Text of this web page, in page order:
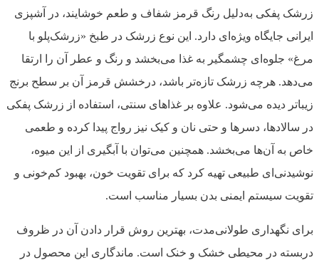
زرشک پفکی به‌دلیل رنگ قرمز شفاف و طعم خوشایند، در آشپزی
ایرانی جایگاه ویژه‌ای دارد. این نوع زرشک در طبخ «زرشک‌پلو با
مرغ» جلوه‌ای چشمگیر به غذا می‌بخشد و رنگ و عطر آن را ارتقا
می‌دهد. هرچه زرشک تازه‌تر باشد، درخشش قرمز آن بر سطح برنج
زیباتر دیده می‌شود. علاوه بر غذاهای سنتی، استفاده از زرشک پفکی
در سالادها، دسرها و حتی نان و کیک نیز رواج پیدا کرده و طعمی
خاص به آن‌ها می‌بخشد. همچنین می‌توان با آبگیری از این میوه،
نوشیدنی‌ای طبیعی تهیه کرد که برای تقویت خون، بهبود کم‌خونی و
تقویت سیستم ایمنی بدن بسیار مناسب است.
برای نگهداری طولانی‌مدت، بهترین روش قرار دادن آن در ظروف
دربسته در محیطی خشک و خنک است. ماندگاری این محصول در